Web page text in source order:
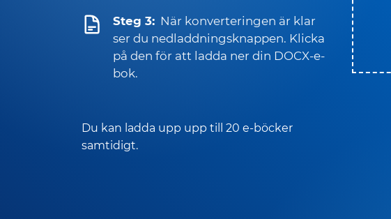
Steg 3: När konverteringen är klar
ser du nedladdningsknappen. Klicka
på den för att ladda ner din DOCX-e-
bok.
Du kan ladda upp upp till 20 e-böcker
samtidigt.